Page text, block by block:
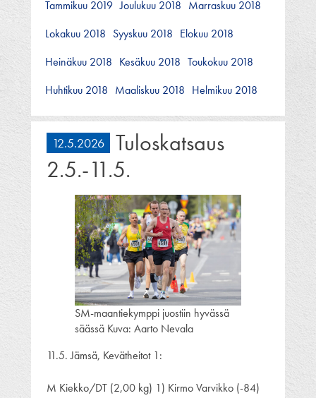
Tammikuu 2019 Joulukuu 2018 Marraskuu 2018
Lokakuu 2018 Syyskuu 2018 Elokuu 2018
Heinäkuu 2018 Kesäkuu 2018 Toukokuu 2018
Huhtikuu 2018 Maaliskuu 2018 Helmikuu 2018
12.5.2026
Tuloskatsaus
2.5.-11.5.
SM-maantiekymppi juostiin hyvässä
säässä Kuva: Aarto Nevala
11.5. Jämsä, Kevätheitot 1:
M Kiekko/DT (2,00 kg) 1) Kirmo Varvikko (-84)